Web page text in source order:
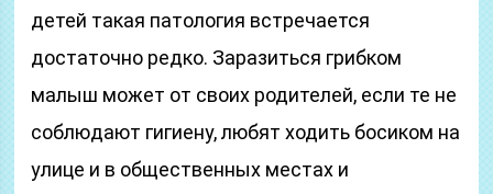
детей такая патология встречается
достаточно редко. Заразиться грибком
малыш может от своих родителей, если те не
соблюдают гигиену, любят ходить босиком на
улице и в общественных местах и